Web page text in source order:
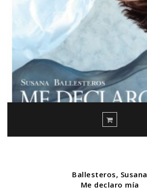
Ballesteros, Susana
Me declaro mía